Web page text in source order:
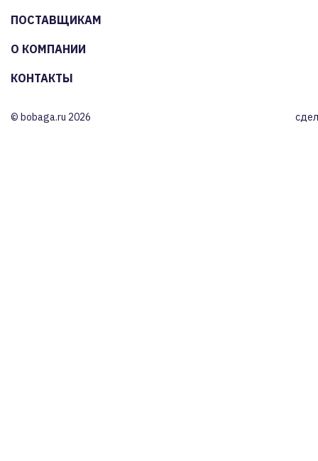
ПОСТАВЩИКАМ
О КОМПАНИИ
КОНТАКТЫ
© bobaga.ru 2026